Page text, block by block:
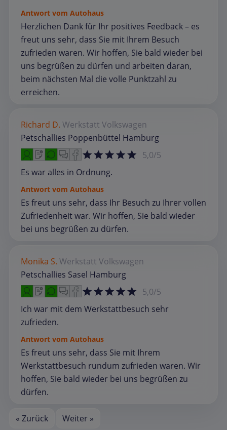
Antwort vom Autohaus
Herzlichen Dank für Ihr positives Feedback – es
freut uns sehr, dass Sie mit Ihrem Besuch
zufrieden waren. Wir hoffen, Sie bald wieder bei
uns begrüßen zu dürfen und arbeiten daran,
beim nächsten Mal die volle Punktzahl zu
erreichen.
Richard D. Werkstatt Volkswagen
Petschallies Poppenbüttel Hamburg
5,0/5
Es war alles in Ordnung.
Antwort vom Autohaus
Es freut uns sehr, dass Ihr Besuch zu Ihrer vollen
Zufriedenheit war. Wir hoffen, Sie bald wieder
bei uns begrüßen zu dürfen.
Monika S. Werkstatt Volkswagen
Petschallies Sasel Hamburg
5,0/5
Ich war mit dem Werkstattbesuch sehr
zufrieden.
Antwort vom Autohaus
Es freut uns sehr, dass Sie mit Ihrem
Werkstattbesuch rundum zufrieden waren. Wir
hoffen, Sie bald wieder bei uns begrüßen zu
dürfen.
« Zurück Weiter »